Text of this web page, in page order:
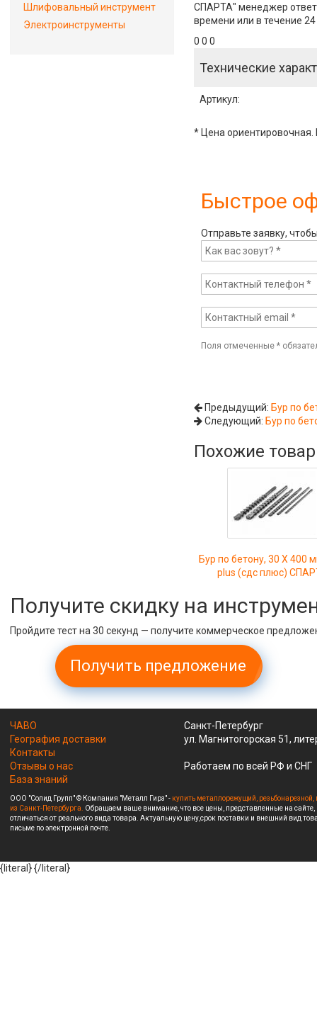
СПАРТА" менеджер
времени или в течение
0 0 0
Технические
Артикул:
* Цена ориентировочная.
Быстрое
Отправьте заявку,
Поля отмеченные*
Предыдущий: Бур по
Следующий: Бур по
Похожие
Бур по бетону, 30 X 400
plus (сдс плюс)
Шлифовальный инструмент
Электроинструменты
Получите скидку на
Пройдите тест на 30 секунд — получите коммерческое
Получить предложение
ЧАВО
География доставки
Контакты
Отзывы о нас
База знаний
Санкт-Петербург
ул. Магнитогорская 51,
Работаем по всей РФ и СНГ
ООО "Солид Групп" © Компания "Металл Гирз" - купить металлорежущий,
из Санкт-Петербурга. Обращаем ваше внимание, что все цены, представленные на
отличаться от реального вида товара. Актуальную цену,срок поставки и внешний вид
письме по электронной почте.
{literal}{/literal}